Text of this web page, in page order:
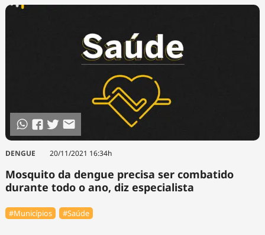
DENGUE 20/11/2021 16:34h
Mosquito da dengue precisa ser combatido
durante todo o ano, diz especialista
#Municípios #Saúde